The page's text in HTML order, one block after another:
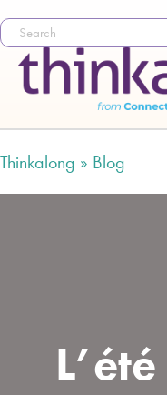
Thinkalong » Blog